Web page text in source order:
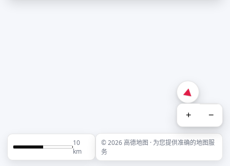
+ −
10
km
© 2026 高德地图 · 为您提供准确的地图服
务